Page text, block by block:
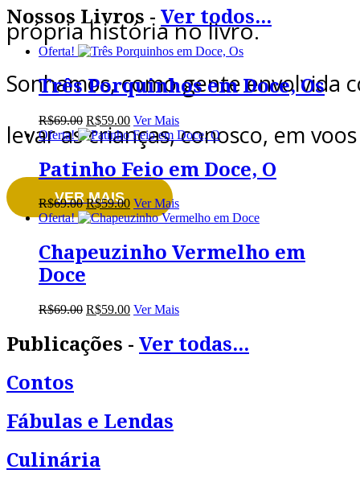
própria história no livro.
Sonhamos, como gente envolvida
levar as crianças, conosco, em
VER MAIS
BRINQUE DE
ESCREVA SUA
O prazer de inventar, de
e de construir um texto aliam-
Nossos Livros - Ver todos...
Oferta!
Três Porquinhos em Doce, Os
R$69.00 O
preço
era:
R$69.00.
R$59.00O
preço
atual
é:
R$59.00.
Ver Mais
Oferta!
Patinho Feio em Doce, O
R$69.00O
preço
era:
R$69.00.
R$59.00O
preço
é:
R$59.00.
Ver Mais
Oferta!
Chapeuzinho Vermelho em
Doce
R$69.00 O
original
era:
R$59.00O
atual
Ver Mais
Publicações - Ver todas...
Contos
Fábulas e Lendas
Culinária